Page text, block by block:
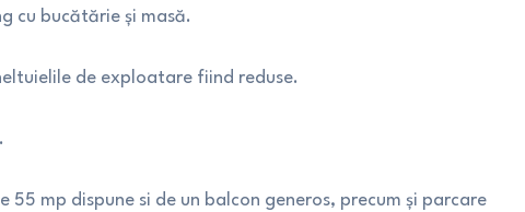
cu bucătărie și masă.
de exploatare fiind reduse.
mp dispune si de un balcon generos, precum și parcare